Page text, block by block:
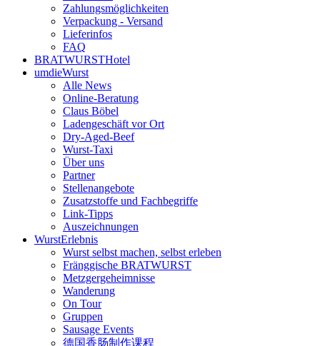
Zahlungsmöglichkeiten
Verpackung - Versand
Lieferinfos
FAQ
BRATWURSTHotel
umdieWurst
Alle News
Online-Beratung
Claus Böbel
Ladengeschäft vor Ort
Dry-Aged-Beef
Wurst-Taxi
Über uns
Partner
Stellenangebote
Zusatzstoffe und Fachbegriffe
Link-Tipps
Auszeichnungen
WurstErlebnis
Wurst selbst machen, selbst erleben
Fränggische BRATWURST
Metzgergeheimnisse
Wanderung
On Tour
Gruppen
Sausage Events
德国香肠制作课程